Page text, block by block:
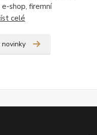
shop, firemní
celé